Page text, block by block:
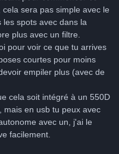
sera pas simple avec le
les spots avec dans la
plus avec un filtre.
pour voir ce que tu arrives
courtes pour moins
empiler plus (avec de
cela soit intégré à un 550D
mais en usb tu peux avec
avec un, j'ai le
facilement.